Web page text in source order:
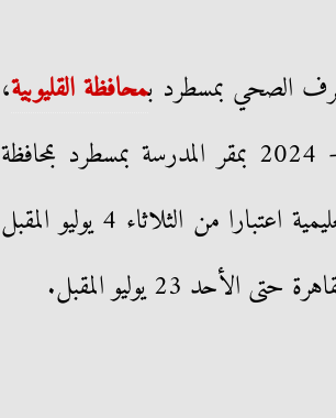
الصحي بمسطرد بمحافظة القليوبية،
موعد فتح باب القبول للدفعة الجديدة 2023 - 2024 بمقر المدرسة بمسطرد بمحافظة
القليوبية التابعة لإدارة حي شرق شبرا الخيمة التعليمية اعتبارا من الثلاثاء 4 يوليو المقبل
23 يوليو المقبل.